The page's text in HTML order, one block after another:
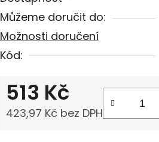
Můžeme doručit do:
Možnosti doručení
Kód:
513 Kč
423,97 Kč bez DPH